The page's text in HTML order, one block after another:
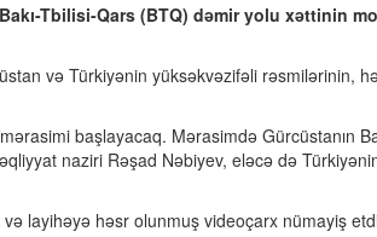
Tbilisi-Qars (BTQ) dəmir yolu xəttinin
və Türkiyənin yüksəkvəzifəli rəsmilərinin,
başlayacaq. Mərasimdə Gürcüstanın
naziri Rəşad Nəbiyev, eləcə də
layihəyə həsr olunmuş videoçarx nümayiş